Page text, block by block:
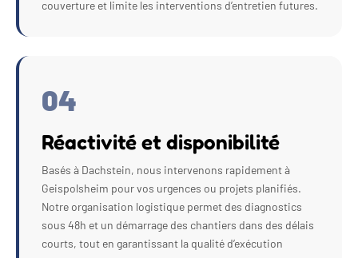
couverture et limite les interventions d’entretien futures.
04
Réactivité et disponibilité
Basés à Dachstein, nous intervenons rapidement à
Geispolsheim pour vos urgences ou projets planifiés.
Notre organisation logistique permet des diagnostics
sous 48h et un démarrage des chantiers dans des délais
courts, tout en garantissant la qualité d’exécution